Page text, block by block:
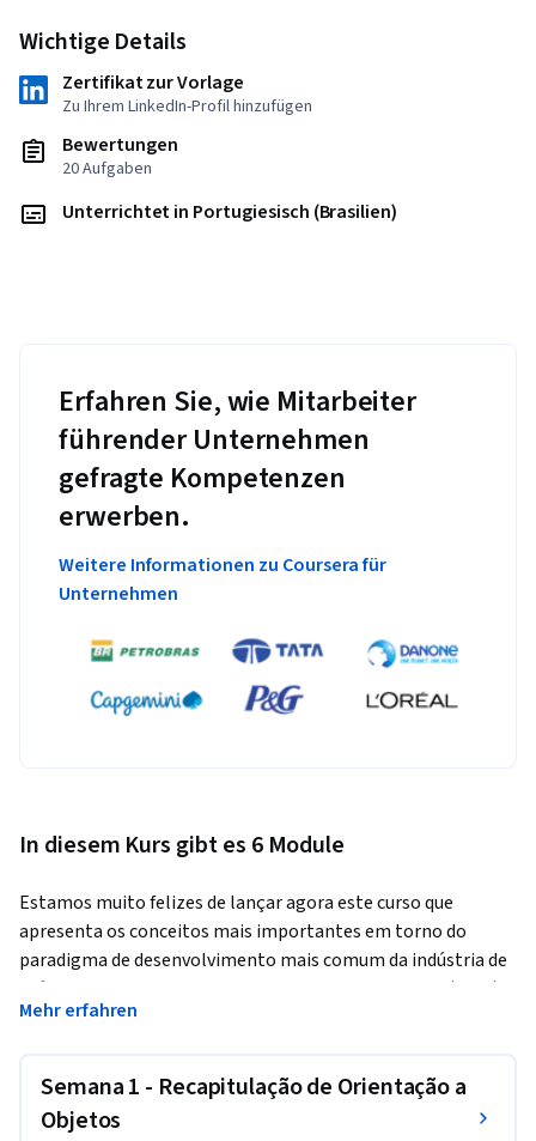
Wichtige Details
Zertifikat zur Vorlage
Zu Ihrem LinkedIn-Profil hinzufügen
Bewertungen
20 Aufgaben
Unterrichtet in Portugiesisch (Brasilien)
Erfahren Sie, wie Mitarbeiter
führender Unternehmen
gefragte Kompetenzen
erwerben.
Weitere Informationen zu Coursera für
Unternehmen
In diesem Kurs gibt es 6 Module
Estamos muito felizes de lançar agora este curso que
apresenta os conceitos mais importantes em torno do
paradigma de desenvolvimento mais comum da indústria de
software hoje: a Programação Orientação a Objetos (POO).
voltado para quem já conhece os conceitos básicos de POO e
quer se aprofundar no assunto, tornando-se um excelente
Mehr erfahren
Semana 1 - Recapitulação de Orientação a
Objetos